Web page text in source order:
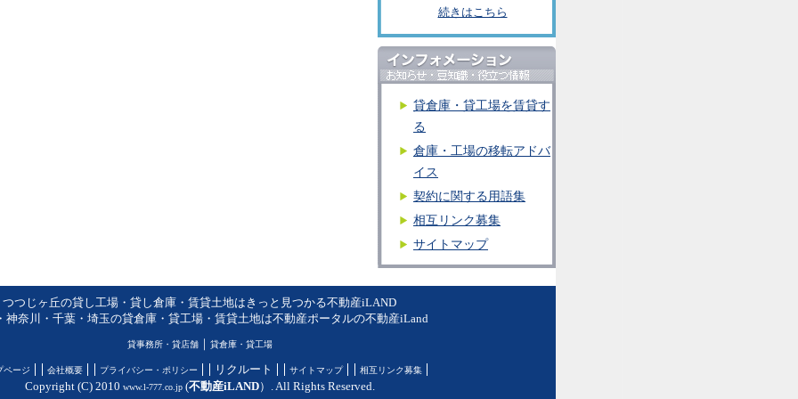
続きはこちら
貸倉庫・貸工場を賃貸す
る
倉庫・工場の移転アドバ
イス
契約に関する用語集
相互リンク募集
サイトマップ
つつじヶ丘の貸し工場・貸し倉庫・賃貸土地はきっと見つかる不動産iLAND
神奈川・千葉・埼玉の貸倉庫・貸工場・賃貸土地は不動産ポータルの不動産iLand
貸事務所・貸店舗｜ 貸倉庫・貸工場
ページ 会社概要 プライバシー・ポリシー リクルート サイトマップ 相互リンク募集
Copyright (C) 2010 www.l-777.co.jp(不動産iLAND）. All Rights Reserved.